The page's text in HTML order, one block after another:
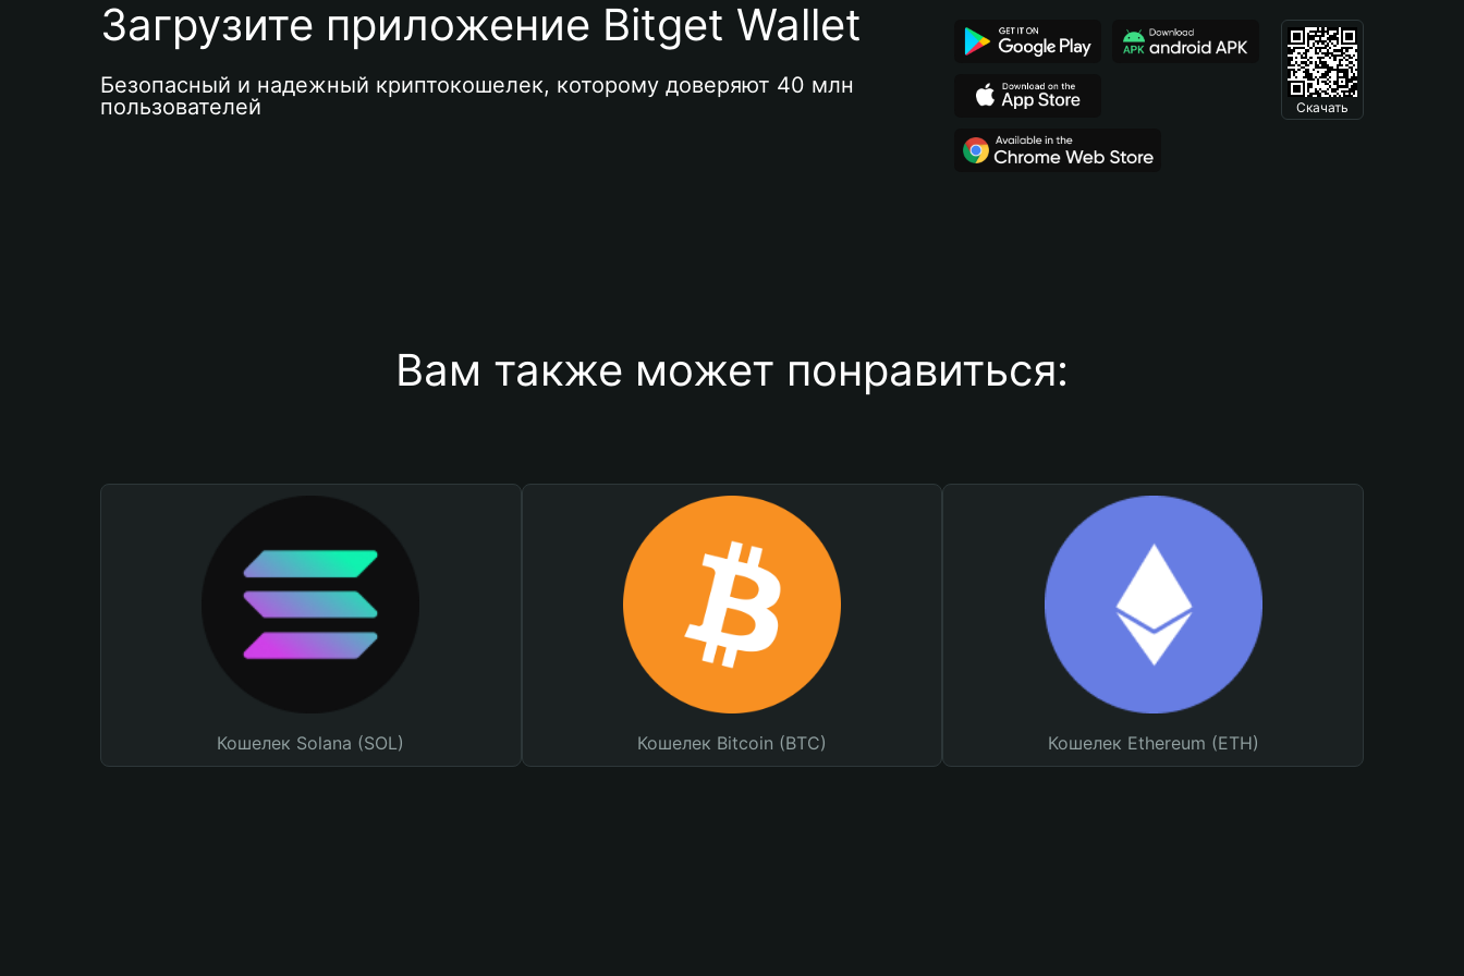
Загрузите приложение Bitget Wallet
Безопасный и надежный криптокошелек, которому доверяют 40 млн
пользователей
Скачать
Вам также может понравиться:
Кошелек Solana (SOL) Кошелек Bitcoin (BTC) Кошелек Ethereum (ETH)